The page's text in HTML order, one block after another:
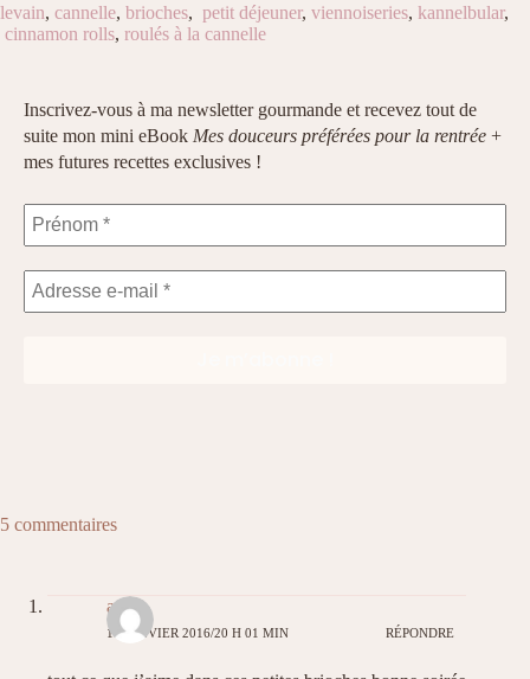
levain, cannelle, brioches, petit déjeuner, viennoiseries, kannelbular,
cinnamon rolls, roulés à la cannelle
Inscrivez-vous à ma newsletter gourmande et recevez tout de
suite mon mini eBook Mes douceurs préférées pour la rentrée +
mes futures recettes exclusives !
5 commentaires
amal
11 JANVIER 2016/20 H 01 MIN RÉPONDRE